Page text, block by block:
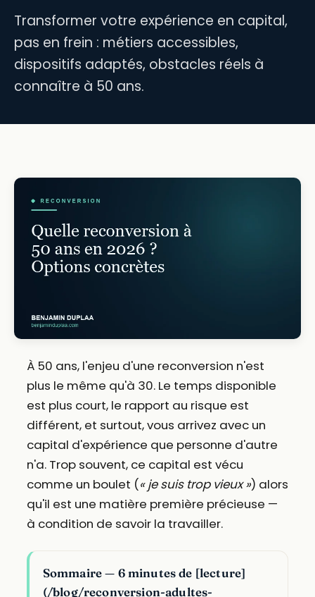
Transformer votre expérience en capital,
pas en frein : métiers accessibles,
dispositifs adaptés, obstacles réels à
connaître à 50 ans.
À 50 ans, l'enjeu d'une reconversion n'est
plus le même qu'à 30. Le temps disponible
est plus court, le rapport au risque est
différent, et surtout, vous arrivez avec un
capital d'expérience que personne d'autre
n'a. Trop souvent, ce capital est vécu
comme un boulet (« je suis trop vieux ») alors
qu'il est une matière première précieuse —
à condition de savoir la travailler.
Sommaire — 6 minutes de [lecture]
(/blog/reconversion-adultes-